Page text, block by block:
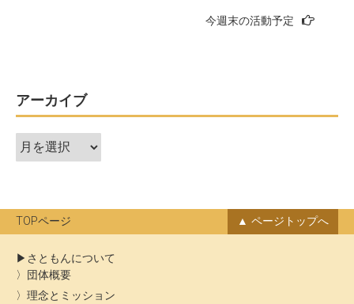
ー
シ
ョ
今週末の活動予定
アーカイブ
ア
ー
ブ
TOPページ ページトップへ
さともんについて
団体概要
理念とミッション